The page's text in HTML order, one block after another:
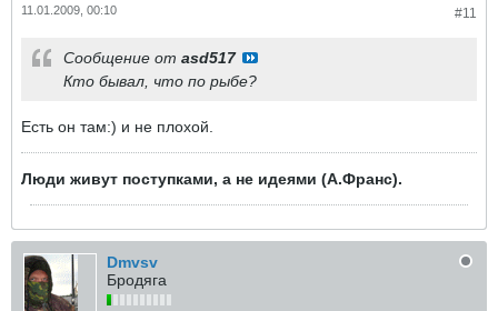
#11
11.01.2009, 00:10
Сообщение от asd517
Кто бывал, что по рыбе?
Есть он там:) и не плохой.
Люди живут поступками, а не идеями (А.Франс).
Dmvsv
Бродяга